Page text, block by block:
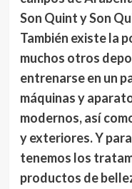
Son Quint y Son
También existe la
muchos otros
entrenarse en un
máquinas y
modernos, así
y exteriores. Y
tenemos los
productos de